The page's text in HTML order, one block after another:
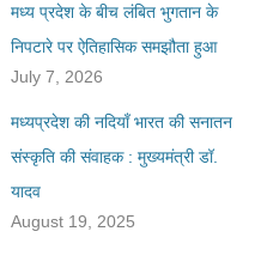
मध्य प्रदेश के बीच लंबित भुगतान के
निपटारे पर ऐतिहासिक समझौता हुआ
July 7, 2026
मध्यप्रदेश की नदियाँ भारत की सनातन
संस्कृति की संवाहक : मुख्यमंत्री डॉ.
यादव
August 19, 2025